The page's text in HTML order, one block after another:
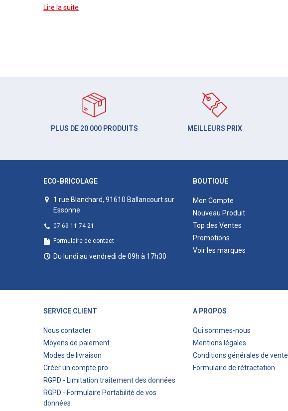
Lire la suite
PLUS DE 20 000 PRODUITS MEILLEURS PRIX
ECO-BRICOLAGE
1 rue Blanchard, 91610 Ballancourt sur
Essonne
07 69 11 74 21
Formulaire de contact
Du lundi au vendredi de 09h à 17h30
BOUTIQUE
Mon Compte
Nouveau Produit
Top des Ventes
Promotions
Voir les marques
SERVICE CLIENT
Nous contacter
Moyens de paiement
Modes de livraison
Créer un compte pro
RGPD - Limitation traitement des données
RGPD - Formulaire Portabilité de vos
données
A PROPOS
Qui sommes-nous
Mentions légales
Conditions générales de vente
Formulaire de rétractation